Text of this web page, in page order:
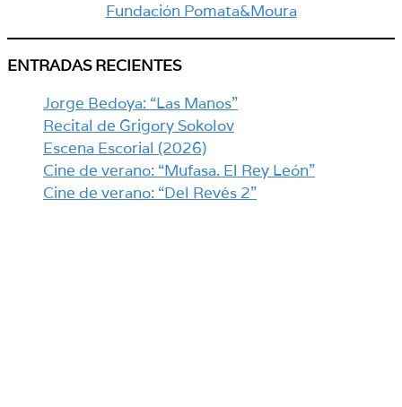
Fundación Pomata&Moura
ENTRADAS RECIENTES
Jorge Bedoya: “Las Manos”
Recital de Grigory Sokolov
Escena Escorial (2026)
Cine de verano: “Mufasa. El Rey León”
Cine de verano: “Del Revés 2”